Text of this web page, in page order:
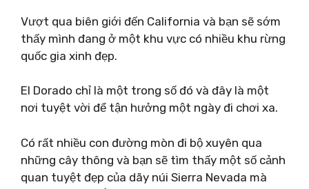
Vượt qua biên giới đến California và bạn sẽ sớm
thấy mình đang ở một khu vực có nhiều khu rừng
quốc gia xinh đẹp.
El Dorado chỉ là một trong số đó và đây là một
nơi tuyệt vời để tận hưởng một ngày đi chơi xa.
Có rất nhiều con đường mòn đi bộ xuyên qua
những cây thông và bạn sẽ tìm thấy một số cảnh
quan tuyệt đẹp của dãy núi Sierra Nevada mà